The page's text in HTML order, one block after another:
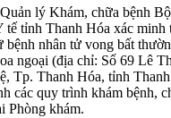
lý Khám, chữa bệnh
tế tỉnh Thanh Hóa xác minh
bệnh nhân tử vong bất
ngoại (địa chỉ: Số 69 Lê
Tp. Thanh Hóa, tỉnh
các quy trình khám bệnh,
Phòng khám.